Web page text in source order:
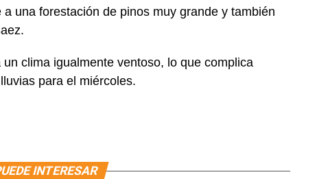
una forestación de pinos muy grande y también
clima igualmente ventoso, lo que complica
para el miércoles.
INTERESAR